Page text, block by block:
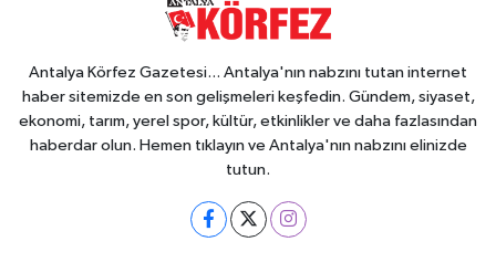
Antalya Körfez Gazetesi... Antalya'nın nabzını tutan internet
haber sitemizde en son gelişmeleri keşfedin. Gündem, siyaset,
ekonomi, tarım, yerel spor, kültür, etkinlikler ve daha fazlasından
haberdar olun. Hemen tıklayın ve Antalya'nın nabzını elinizde
tutun.